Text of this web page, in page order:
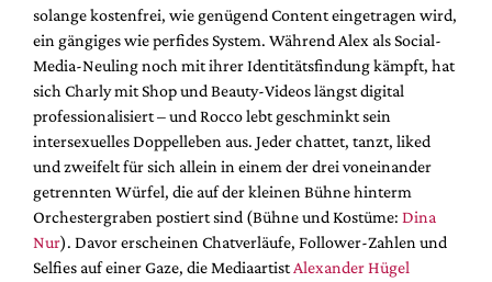
solange kostenfrei, wie genügend Content eingetragen wird,
ein gängiges wie perfides System. Während Alex als Social-
Media-Neuling noch mit ihrer Identitätsfindung kämpft, hat
sich Charly mit Shop und Beauty-Videos längst digital
professionalisiert ­– und Rocco lebt geschminkt sein
intersexuelles Doppelleben aus. Jeder chattet, tanzt, liked
und zweifelt für sich allein in einem der drei voneinander
getrennten Würfel, die auf der kleinen Bühne hinterm
Orchestergraben postiert sind (Bühne und Kostüme: Dina
Nur). Davor erscheinen Chatverläufe, Follower-Zahlen und
Selfies auf einer Gaze, die Mediaartist Alexander Hügel